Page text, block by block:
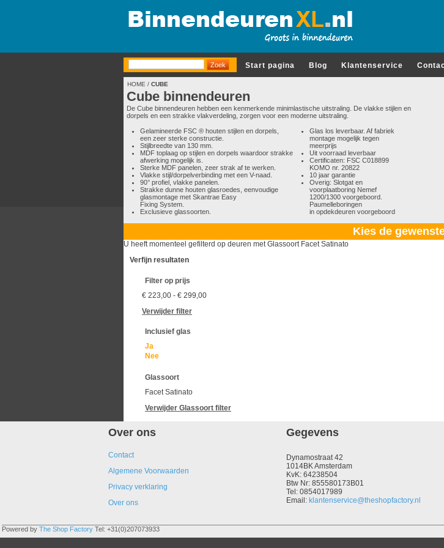
Start pagina Blog Klantenservice
HOME / CUBE
Cube binnendeuren
De Cube binnendeuren hebben een kenmerkende minimlastische uitstraling. De vlakke stijlen en
dorpels en een strakke vlakverdeling, zorgen voor een moderne uitstraling.
Gelamineerde FSC ® houten stijlen en dorpels,
een zeer sterke constructie.
Stijlbreedte van 130 mm.
MDF toplaag op stijlen en dorpels waardoor strakke
afwerking mogelijk is.
Sterke MDF panelen, zeer strak af te werken.
Vlakke stijl/dorpelverbinding met een V-naad.
90° profiel, vlakke panelen.
Strakke dunne houten glasroedes, eenvoudige
glasmontage met Skantrae Easy
Fixing System.
Exclusieve glassoorten.
Glas los leverbaar. Af fabriek
montage mogelijk tegen
meerprijs
Uit voorraad leverbaar
Certificaten: FSC C018899
KOMO nr. 20822
10 jaar garantie
Overig: Slotgat en
voorplaatboring Nemef
1200/1300 voorgeboord.
Paumelleboringen
in opdekdeuren voorgeboord
Kies de
U heeft momenteel gefilterd op deuren met Glassoort Facet Satinato
Verfijn resultaten
Filter op prijs
€ 223,00 - € 299,00
Verwijder filter
Inclusief glas
Ja
Nee
Glassoort
Facet Satinato
Verwijder Glassoort filter
Over ons Gegevens
Contact
Algemene Voorwaarden
Privacy verklaring
Over ons
Dynamostraat 42
1014BK Amsterdam
KvK: 64238504
Btw Nr: 855580173B01
Tel: 0854017989
Email: klantenservice@theshopfactory.nl
Powered by The Shop Factory Tel: +31(0)207073933